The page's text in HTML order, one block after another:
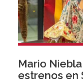
Mario
estrenos en